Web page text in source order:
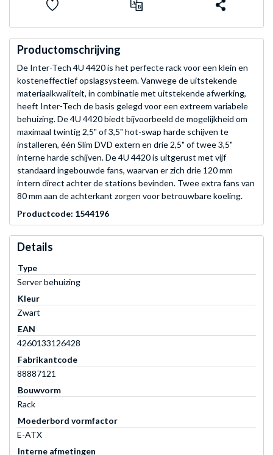
Productomschrijving
De Inter-Tech 4U 4420 is het perfecte rack voor een klein en
kosteneffectief opslagsysteem. Vanwege de uitstekende
materiaalkwaliteit, in combinatie met uitstekende afwerking,
heeft Inter-Tech de basis gelegd voor een extreem variabele
behuizing. De 4U 4420 biedt bijvoorbeeld de mogelijkheid om
maximaal twintig 2,5" of 3,5" hot-swap harde schijven te
installeren, één Slim DVD extern en drie 2,5" of twee 3,5"
interne harde schijven. De 4U 4420 is uitgerust met vijf
standaard ingebouwde fans, waarvan er zich drie 120 mm
intern direct achter de stations bevinden. Twee extra fans van
80 mm aan de achterkant zorgen voor betrouwbare koeling.
Productcode: 1544196
Details
Type
Server behuizing
Kleur
Zwart
EAN
4260133126428
Fabrikantcode
88887121
Bouwvorm
Rack
Moederbord vormfactor
E-ATX
Interne afmetingen